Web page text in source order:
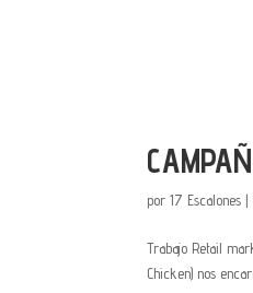
por17 Escalones |
Trabajo Retail
Chicken) nos